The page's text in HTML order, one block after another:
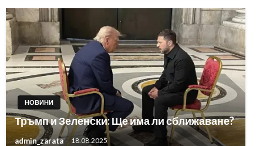
НОВИНИ
Тръмп и Зеленски: Ще има ли сближаване?
admin_zarata 18.08.2025